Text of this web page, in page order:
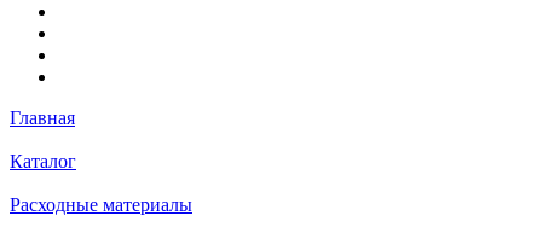
Главная
Каталог
Расходные материалы